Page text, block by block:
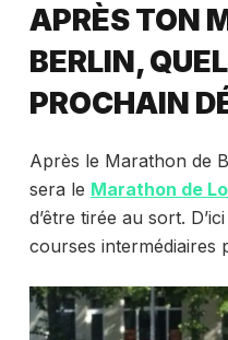
APRÈS TON
BERLIN,
PROCHAIN
Après le Marathon de
sera le Marathon de
d’être tirée au sort.
courses intermédiaires